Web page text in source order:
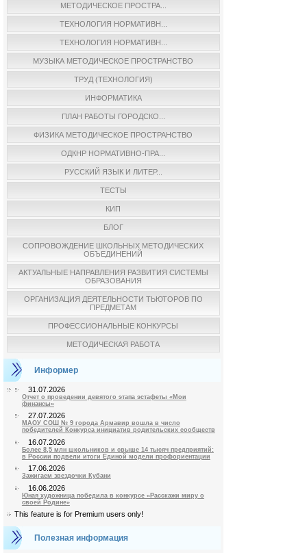
МЕТОДИЧЕСКОЕ ПРОСТРА...
ТЕХНОЛОГИЯ НОРМАТИВН...
ТЕХНОЛОГИЯ НОРМАТИВН...
МУЗЫКА МЕТОДИЧЕСКОЕ ПРОСТРАНСТВО
ТРУД (ТЕХНОЛОГИЯ)
ИНФОРМАТИКА
ПЛАН РАБОТЫ ГОРОДСКО...
ФИЗИКА МЕТОДИЧЕСКОЕ ПРОСТРАНСТВО
ОДКНР НОРМАТИВНО-ПРА...
РУССКИЙ ЯЗЫК И ЛИТЕР...
ТЕСТЫ
КИП
БЛОГ
СОПРОВОЖДЕНИЕ ШКОЛЬНЫХ МЕТОДИЧЕСКИХ
ОБЪЕДИНЕНИЙ
АКТУАЛЬНЫЕ НАПРАВЛЕНИЯ РАЗВИТИЯ СИСТЕМЫ
ОБРАЗОВАНИЯ
ОРГАНИЗАЦИЯ ДЕЯТЕЛЬНОСТИ ТЬЮТОРОВ ПО
ПРЕДМЕТАМ
ПРОФЕССИОНАЛЬНЫЕ КОНКУРСЫ
МЕТОДИЧЕСКАЯ РАБОТА
Информер
31.07.2026
Отчет о проведении девятого этапа эстафеты «Мои
финансы»
27.07.2026
МАОУ СОШ № 9 города Армавир вошла в число
победителей Конкурса инициатив родительских сообществ
16.07.2026
Более 8,5 млн школьников и свыше 14 тысяч предприятий:
в России подвели итоги Единой модели профориентации
17.06.2026
Зажигаем звездочки Кубани
16.06.2026
Юная художница победила в конкурсе «Расскажи миру о
своей Родине»
This feature is for Premium users only!
Полезная информация